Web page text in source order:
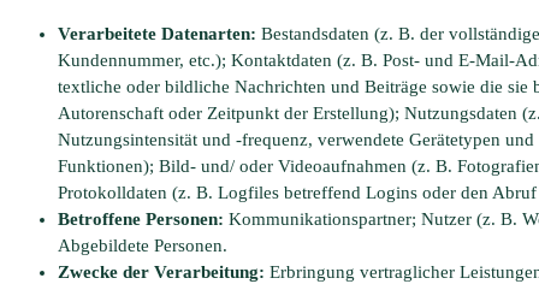
Verarbeitete Datenarten: Bestandsdaten (z. B. der
Kundennummer, etc.); Kontaktdaten (z. B. Post- und E-Mail-
textliche oder bildliche Nachrichten und Beiträge sowie die
Autorenschaft oder Zeitpunkt der Erstellung); Nutzungsdaten
Nutzungsintensität und -frequenz, verwendete Gerätetypen
Funktionen); Bild- und/ oder Videoaufnahmen (z. B.
Protokolldaten (z. B. Logfiles betreffend Logins oder den
Betroffene Personen: Kommunikationspartner; Nutzer (z. B.
Abgebildete Personen.
Zwecke der Verarbeitung: Erbringung vertraglicher